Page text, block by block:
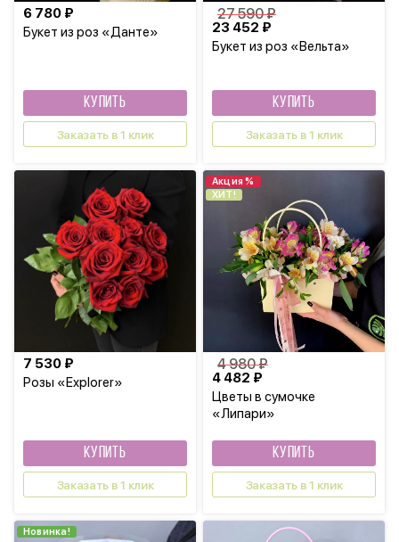
Букет из роз «Данте»
6 780 ₽
КУПИТЬ
Заказать в 1 клик
Букет из роз «Вельта»
23 452 ₽
27 590 ₽
КУПИТЬ
Заказать в 1 клик
Розы «Explorer»
7 530 ₽
КУПИТЬ
Заказать в 1 клик
Акция %
ХИТ!
Цветы в сумочке
«Липари»
4 482 ₽
4 980 ₽
КУПИТЬ
Заказать в 1 клик
Новинка!